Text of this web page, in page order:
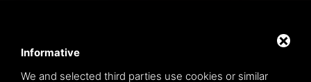
Informative
We and selected third parties use cookies or similar
Privacy policy